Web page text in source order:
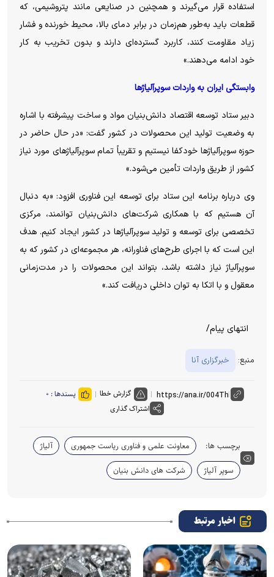
استفاده قرار می‌گیرند و همچنین در صنایعی مانند پتروشیمی، که
قطعات باید به‌طور هم‌زمان در برابر دمای بالا، محیط خورنده و فشار
زیاد مقاومت کنند، کاربرد گسترده‌ای دارند و بدون تخریب به کار
خود ادامه می‌دهند.»
وابستگی ایران به واردات سوپرآلیاژ‌ها
دبیر ستاد توسعه اقتصاد دانش‌بنیان مواد و ساخت پیشرفته با اشاره
به وضعیت تولید این محصولات در کشور گفت: «در حال حاضر در
حوزه سوپرآلیاژ‌ها خودکفا نیستیم و تقریباً تمام سوپرآلیاژ‌های مورد نیاز
کشور از طریق واردات تأمین می‌شود.»
وی درباره برنامه این ستاد برای توسعه این فناوری افزود: «به دنبال
آن هستیم که با همکاری شرکت‌های دانش‌بنیان توانمند، مرکزی
تخصصی برای توسعه و تولید سوپرآلیاژ‌ها در کشور ایجاد کنیم. هدف
این است که با اجرای طرح‌های فناورانه، هر مجموعه‌ای در کشور که به
سوپرآلیاژ نیاز داشته باشد، بتواند این محصولات را در مدت‌زمانی
معقول و با اتکا به توان داخلی دریافت کند.»
انتهای پیام/
منبع: خبرگزاری آنا
گزارش خطا پسندها : ۰
اشتراک گذاری
برچسب ها: معاونت علمی و فناوری ریاست جمهوری
آلیاژ
سوپر آلیاژ
شرکت های دانش بنیان
اخبار مرتبط